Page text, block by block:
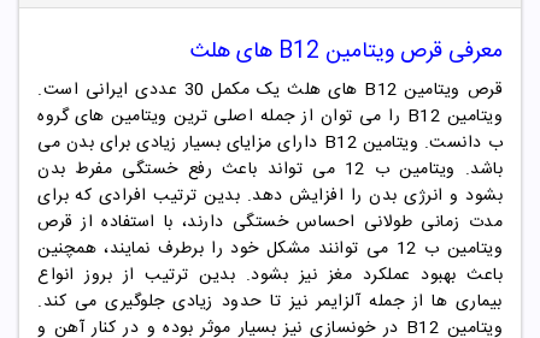
معرفی قرص ویتامین B12 های هلث
قرص ویتامین B12 های هلث یک مکمل 30 عددی ایرانی است.
ویتامین B12 را می توان از جمله اصلی ترین ویتامین های گروه
ب دانست. ویتامین B12 دارای مزایای بسیار زیادی برای بدن می
باشد. ویتامین ب 12 می تواند باعث رفع خستگی مفرط بدن
بشود و انرژی بدن را افزایش دهد. بدین ترتیب افرادی که برای
مدت زمانی طولانی احساس خستگی دارند، با استفاده از قرص
ویتامین ب 12 می توانند مشکل خود را برطرف نمایند، همچنین
باعث بهبود عملکرد مغز نیز بشود. بدین ترتیب از بروز انواع
بیماری ها از جمله آلزایمر نیز تا حدود زیادی جلوگیری می کند.
ویتامین B12 در خونسازی نیز بسیار موثر بوده و در کنار آهن و